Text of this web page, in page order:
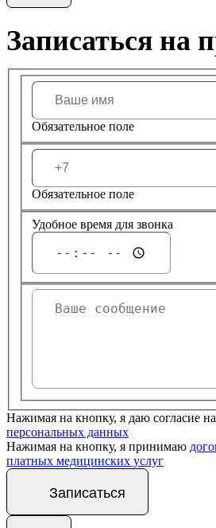
Записаться на
Обязательное поле
Обязательное поле
Удобное время для звонка
Нажимая на кнопку, я даю согласие
персональных данных
Нажимая на кнопку, я принимаю
платных медицинских услуг
Записаться